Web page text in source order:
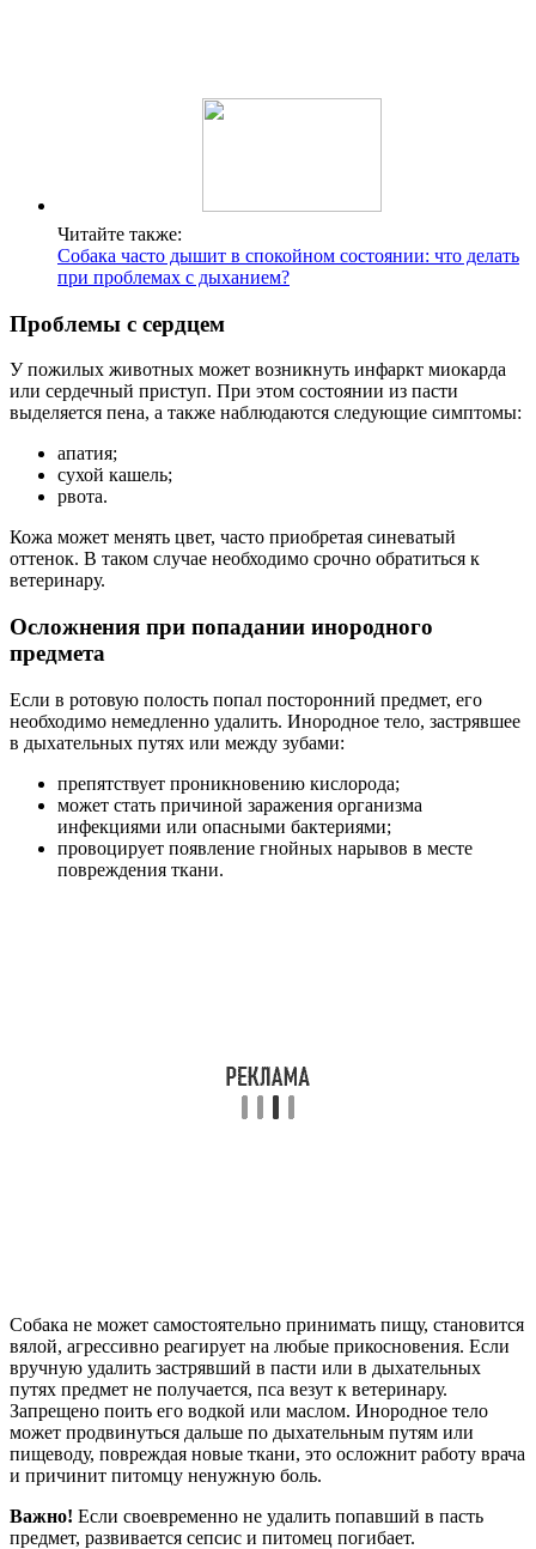
Читайте также:
Собака часто дышит в спокойном состоянии: что делать
при проблемах с дыханием?
Проблемы с сердцем
У пожилых животных может возникнуть инфаркт миокарда
или сердечный приступ. При этом состоянии из пасти
выделяется пена, а также наблюдаются следующие симптомы:
апатия;
сухой кашель;
рвота.
Кожа может менять цвет, часто приобретая синеватый
оттенок. В таком случае необходимо срочно обратиться к
ветеринару.
Осложнения при попадании инородного
предмета
Если в ротовую полость попал посторонний предмет, его
необходимо немедленно удалить. Инородное тело, застрявшее
в дыхательных путях или между зубами:
препятствует проникновению кислорода;
может стать причиной заражения организма
инфекциями или опасными бактериями;
провоцирует появление гнойных нарывов в месте
повреждения ткани.
Собака не может самостоятельно принимать пищу, становится
вялой, агрессивно реагирует на любые прикосновения. Если
вручную удалить застрявший в пасти или в дыхательных
путях предмет не получается, пса везут к ветеринару.
Запрещено поить его водкой или маслом. Инородное тело
может продвинуться дальше по дыхательным путям или
пищеводу, повреждая новые ткани, это осложнит работу врача
и причинит питомцу ненужную боль.
Важно! Если своевременно не удалить попавший в пасть
предмет, развивается сепсис и питомец погибает.